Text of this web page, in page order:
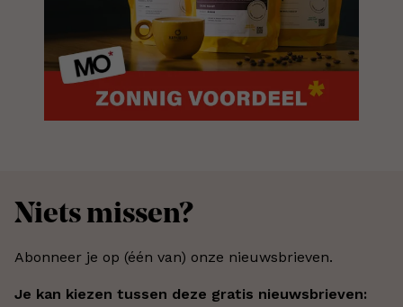
Niets missen?
Abonneer je op (één van) onze nieuwsbrieven.
Je kan kiezen tussen deze gratis nieuwsbrieven: